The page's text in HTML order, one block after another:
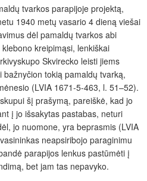
tvarkos parapijoje projektą,
1940 metų vasario 4 dieną viešai
dėl pamaldų tvarkos abi
kreipimąsi, lenkiškai
Skvirecko leisti jiems
tokią pamaldų tvarką,
(LVIA 1671-5-463, l. 51–52).
šį prašymą, pareiškė, kad jo
į jo išsakytas pastabas, neturi
jo nuomone, yra beprasmis (LVIA
neapsiribojo paraginimu
parapijos lenkus pastūmėti į
bet jam tas nepavyko.